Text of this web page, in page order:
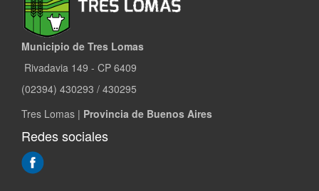
Municipio de Tres Lomas
Rivadavia 149 - CP 6409
(02394) 430293 / 430295
Tres Lomas | Provincia de Buenos Aires
Redes sociales